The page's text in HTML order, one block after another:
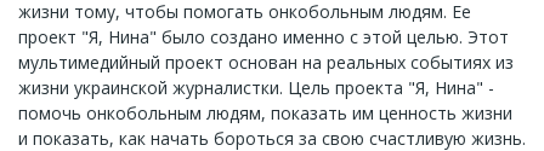
жизни тому, чтобы помогать онкобольным людям. Ее
проект "Я, Нина" было создано именно с этой целью. Этот
мультимедийный проект основан на реальных событиях из
жизни украинской журналистки. Цель проекта "Я, Нина" -
помочь онкобольным людям, показать им ценность жизни
и показать, как начать бороться за свою счастливую жизнь.